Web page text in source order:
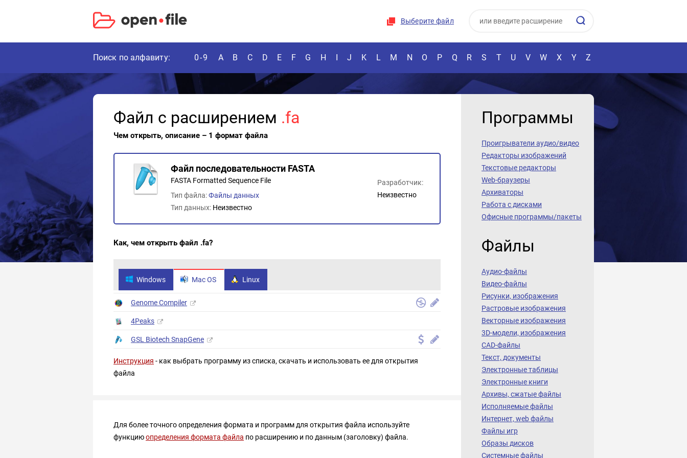
Выберите файл
Поиск по алфавиту: 0-9 A B C D E F G H I J K L M N O P Q R S T U V W X Y Z
Файл с расширением .fa
Чем открыть, описание – 1 формат файла
Файл последовательности FASTA
FASTA Formatted Sequence File
Тип файла:Файлы данных
Тип данных: Неизвестно
Разработчик:
Неизвестно
Как, чем открыть файл .fa?
Windows Mac OS Linux
Genome Compiler
4Peaks
GSL Biotech SnapGene
Инструкция - как выбрать программу из списка, скачать и использовать ее для открытия
файла
Для более точного определения формата и программ для открытия файла используйте
функциюопределения формата файла по расширению и по данным (заголовку) файла.
Программы
Проигрыватели аудио/видео
Редакторы изображений
Текстовые редакторы
Web-браузеры
Архиваторы
Работа с дисками
Офисные программы/пакеты
Файлы
Аудио-файлы
Видео-файлы
Рисунки, изображения
Растровые изображения
Векторные изображения
3D-модели, изображения
CAD-файлы
Текст, документы
Электронные таблицы
Электронные книги
Архивы, сжатые файлы
Исполняемые файлы
Интернет, web файлы
Файлы игр
Образы дисков
Системные файлы